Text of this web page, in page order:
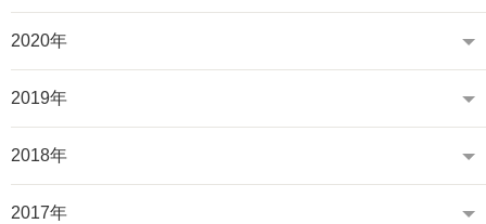
2020年
2019年
2018年
2017年